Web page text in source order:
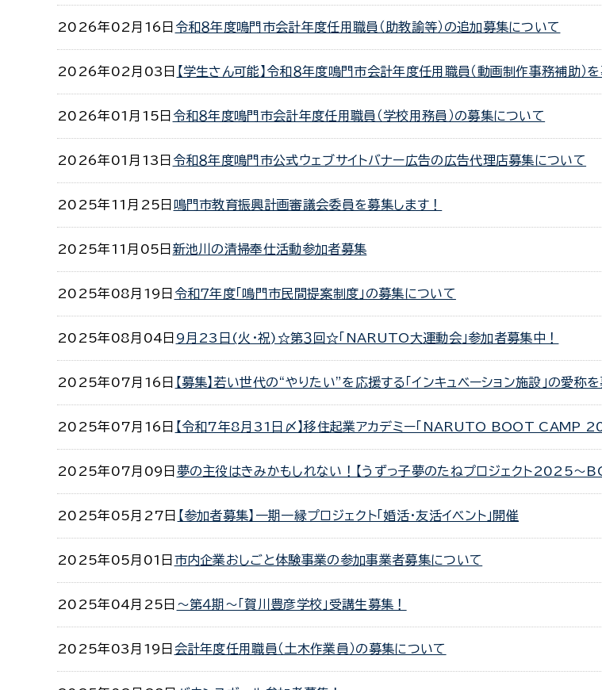
2026年02月16日 令和８年度鳴門市会計年度任用職員（助教諭等）の追加募集について
2026年02月03日 【学生さん可能】令和８年度鳴門市会計年度任用職員（動画制作事務補助）を
2026年01月15日 令和８年度鳴門市会計年度任用職員（学校用務員）の募集について
2026年01月13日 令和８年度鳴門市公式ウェブサイトバナー広告の広告代理店募集について
2025年11月25日 鳴門市教育振興計画審議会委員を募集します！
2025年11月05日 新池川の清掃奉仕活動参加者募集
2025年08月19日 令和７年度「鳴門市民間提案制度」の募集について
2025年08月04日 9月23日(火・祝)☆第３回☆「NARUTO大運動会」参加者募集中！
2025年07月16日 【募集】若い世代の“やりたい”を応援する「インキュベーション施設」の愛称
2025年07月16日 【令和7年8月31日〆】移住起業アカデミー「NARUTO BOOT CAMP
2025年07月09日 夢の主役はきみかもしれない！【うずっ子夢のたねプロジェクト2025
2025年05月27日 【参加者募集】一期一縁プロジェクト「婚活・友活イベント」開催
2025年05月01日 市内企業おしごと体験事業の参加事業者募集について
2025年04月25日 ～第４期～「賀川豊彦学校」受講生募集！
2025年03月19日 会計年度任用職員（土木作業員）の募集について